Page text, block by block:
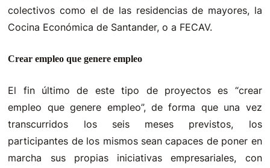
colectivos como el de las residencias de mayores, la
Cocina Económica de Santander, o a FECAV.
Crear empleo que genere empleo
El fin último de este tipo de proyectos es “crear
empleo que genere empleo”, de forma que una vez
transcurridos los seis meses previstos, los
participantes de los mismos sean capaces de poner en
marcha sus propias iniciativas empresariales, con